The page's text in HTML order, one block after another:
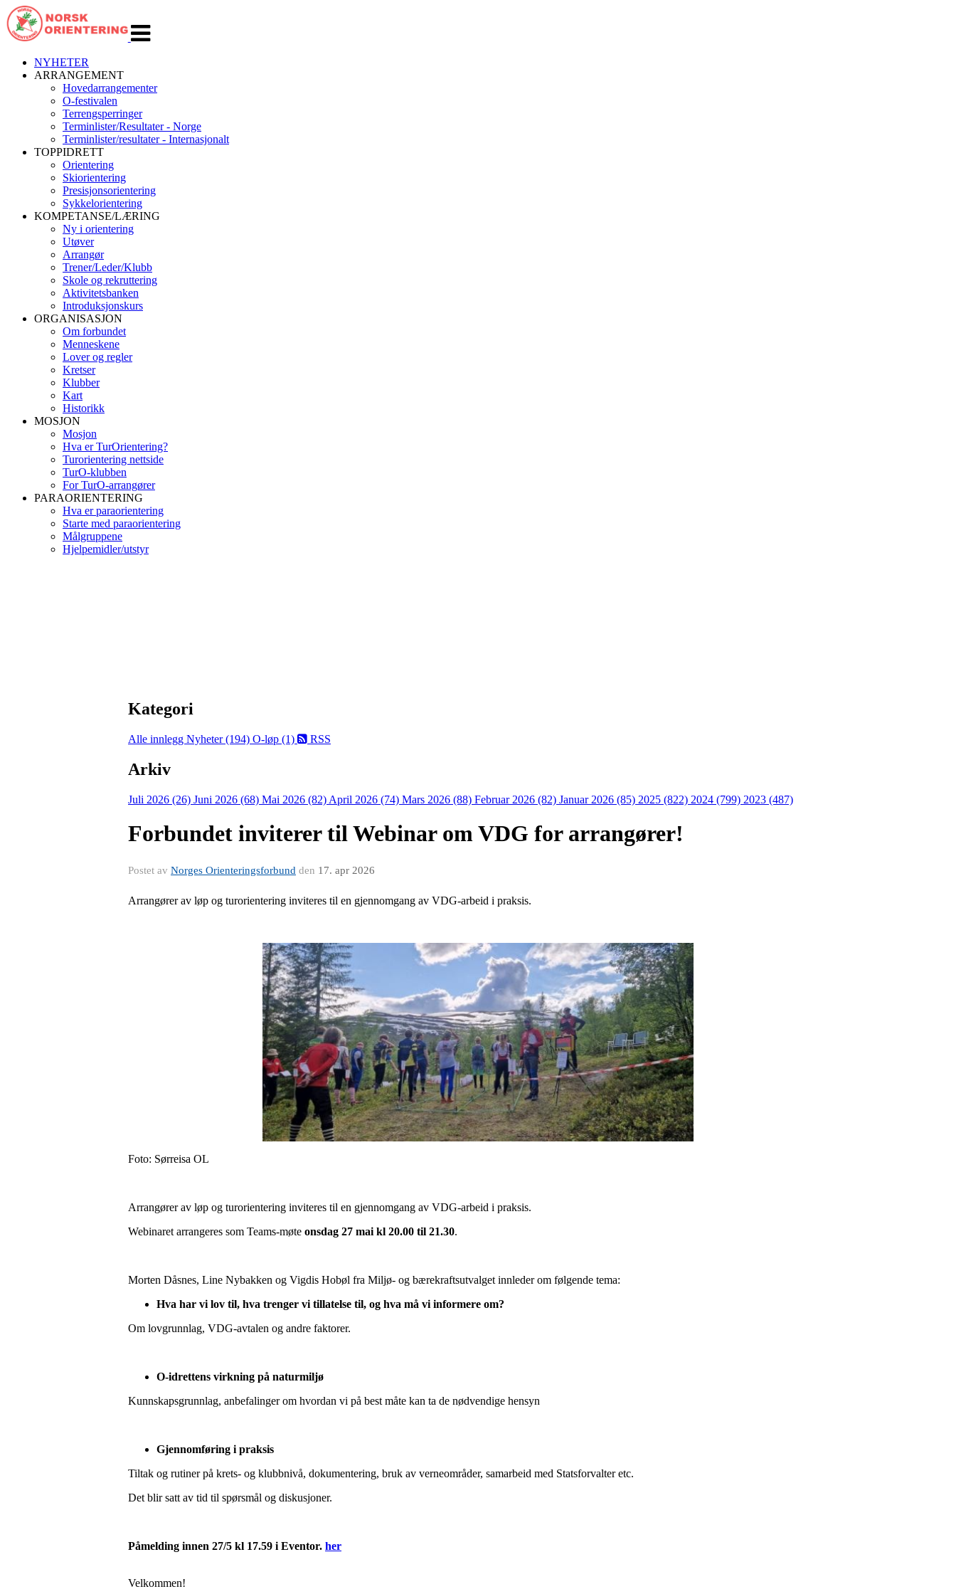
navigasjon
NYHETER
ARRANGEMENT
Hovedarrangementer
O-festivalen
Terrengsperringer
Terminlister/Resultater - Norge
Terminlister/resultater - Internasjonalt
TOPPIDRETT
Orientering
Skiorientering
Presisjonsorientering
Sykkelorientering
KOMPETANSE/LÆRING
Ny i orientering
Utøver
Arrangør
Trener/Leder/Klubb
Skole og rekruttering
Aktivitetsbanken
Introduksjonskurs
ORGANISASJON
Om forbundet
Menneskene
Lover og regler
Kretser
Klubber
Kart
Historikk
MOSJON
Mosjon
Hva er TurOrientering?
Turorientering nettside
TurO-klubben
For TurO-arrangører
PARAORIENTERING
Hva er paraorientering
Starte med paraorientering
Målgruppene
Hjelpemidler/utstyr
Kategori
Alle innlegg Nyheter (194) O-løp (1) RSS
Arkiv
Juli 2026 (26) Juni 2026 (68) Mai 2026 (82) April 2026 (74) Mars 2026 (88) Februar 2026 (82) Januar 2026 (85) 2025 (822) 2024 (799) 2023 (487)
Forbundet inviterer til Webinar om VDG for arrangører!
Postet av Norges Orienteringsforbund den 17. apr 2026
Arrangører av løp og turorientering inviteres til en gjennomgang av VDG-arbeid i praksis.
Foto: Sørreisa OL
Arrangører av løp og turorientering inviteres til en gjennomgang av VDG-arbeid i praksis.
Webinaret arrangeres som Teams-møte onsdag 27 mai kl 20.00 til 21.30.
Morten Dåsnes, Line Nybakken og Vigdis Hobøl fra Miljø- og bærekraftsutvalget innleder om følgende tema:
Hva har vi lov til, hva trenger vi tillatelse til, og hva må vi informere om?
Om lovgrunnlag, VDG-avtalen og andre faktorer.
O-idrettens virkning på naturmiljø
Kunnskapsgrunnlag, anbefalinger om hvordan vi på best måte kan ta de nødvendige hensyn
Gjennomføring i praksis
Tiltak og rutiner på krets- og klubbnivå, dokumentering, bruk av verneområder, samarbeid med Statsforvalter etc.
Det blir satt av tid til spørsmål og diskusjoner.
Påmelding innen 27/5 kl 17.59 i Eventor. her
Velkommen!